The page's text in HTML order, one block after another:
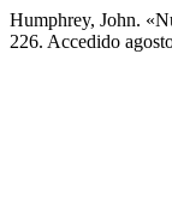
Humphrey, John.
226. Accedido